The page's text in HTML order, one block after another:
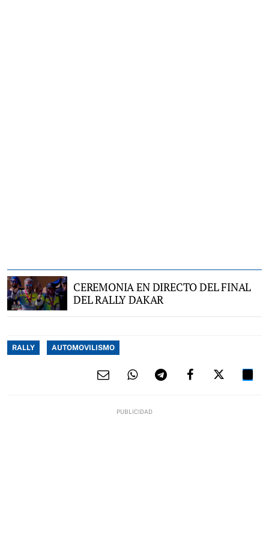
CEREMONIA EN DIRECTO DEL FINAL
DEL RALLY DAKAR
RALLY AUTOMOVILISMO